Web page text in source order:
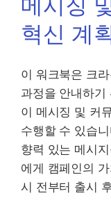
혁신 계
이 워크북은 크
과정을 안내하기
이 메시징 및 커
수행할 수 있습
향력 있는 메시
에게 캠페인의
시 전부터 출시